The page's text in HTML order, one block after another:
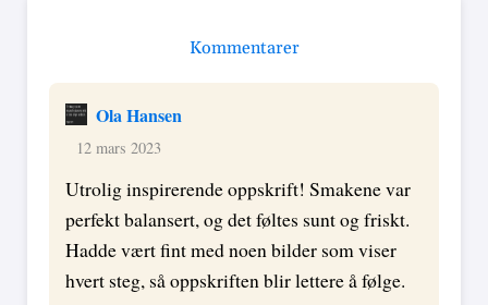
Kommentarer
Ola Hansen
12 mars 2023
Utrolig inspirerende oppskrift! Smakene var
perfekt balansert, og det føltes sunt og friskt.
Hadde vært fint med noen bilder som viser
hvert steg, så oppskriften blir lettere å følge.